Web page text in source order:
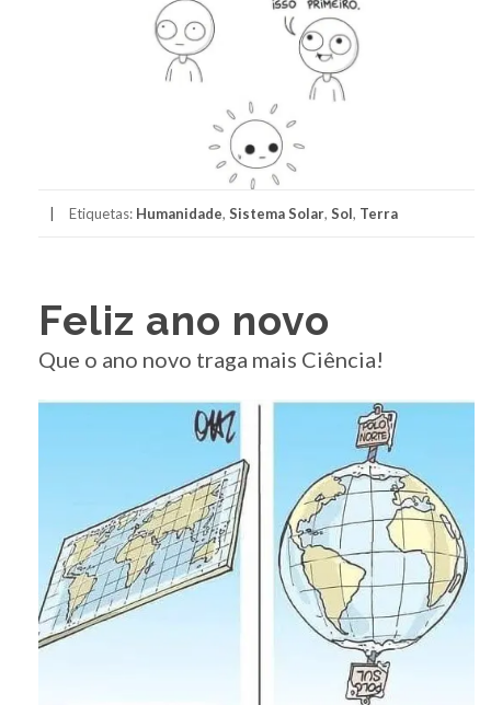
Etiquetas: Humanidade, Sistema Solar, Sol, Terra
Feliz ano novo
Que o ano novo traga mais Ciência!